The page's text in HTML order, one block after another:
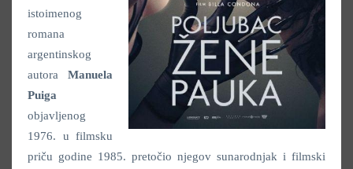
istoimenog
romana
argentinskog
autora Manuela
Puiga
objavljenog
1976. u filmsku
priču godine 1985. pretočio njegov sunarodnjak i filmski